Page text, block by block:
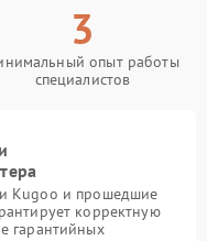
3
опыт работы
специалистов
Kugoo и прошедшие
корректную
гарантийных